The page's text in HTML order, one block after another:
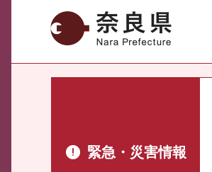
奈良県
緊急・災害情報